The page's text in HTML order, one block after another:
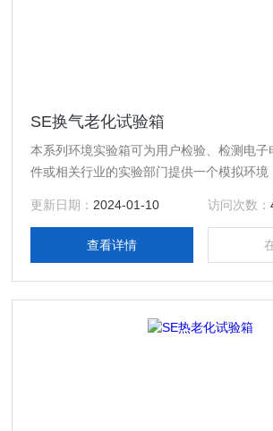
SE换气老化试验箱
本系列环境实验箱可为用户检验、检测电子
件或相关行业的实验部门提供一个模拟环
可靠的设备性能，便捷操作的计测装置，温
体化程度高，科学的空气流通设计，使室内
隐患，保证设备的长期可靠性。
更新日期： 2024-01-10 访问次数：
查看详情